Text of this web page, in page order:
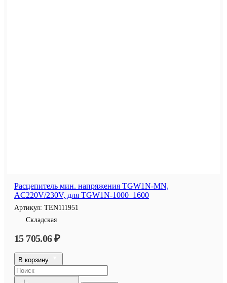
Расцепитель мин. напряжения TGW1N-MN,
AC220V/230V, для TGW1N-1000_1600
Артикул: TEN111951
Складская
15 705.06 ₽
В корзину